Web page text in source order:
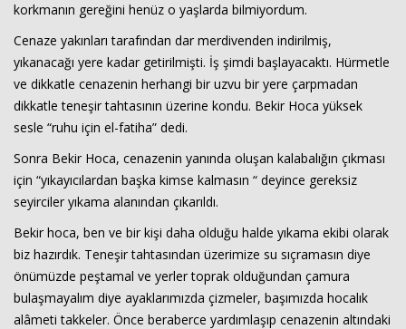
korkmanın gereğini henüz o yaşlarda bilmiyordum.
Cenaze yakınları tarafından dar merdivenden indirilmiş,
yıkanacağı yere kadar getirilmişti. İş şimdi başlayacaktı. Hürmetle
ve dikkatle cenazenin herhangi bir uzvu bir yere çarpmadan
dikkatle teneşir tahtasının üzerine kondu. Bekir Hoca yüksek
sesle “ruhu için el-fatiha” dedi.
Sonra Bekir Hoca, cenazenin yanında oluşan kalabalığın çıkması
için “yıkayıcılardan başka kimse kalmasın “ deyince gereksiz
seyirciler yıkama alanından çıkarıldı.
Bekir hoca, ben ve bir kişi daha olduğu halde yıkama ekibi olarak
biz hazırdık. Teneşir tahtasından üzerimize su sıçramasın diye
önümüzde peştamal ve yerler toprak olduğundan çamura
bulaşmayalım diye ayaklarımızda çizmeler, başımızda hocalık
alâmeti takkeler. Önce beraberce yardımlaşıp cenazenin altındaki